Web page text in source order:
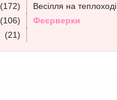
(172) Весілля на теплоході
(106) Феєрверки
(21)